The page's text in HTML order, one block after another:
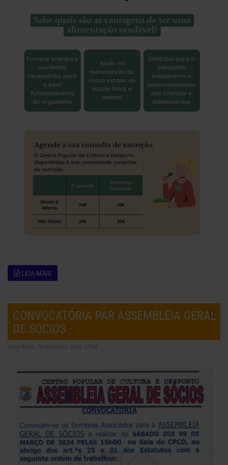
LEIA MAIS
CONVOCATÓRIA PAR ASSEMBLEIA GERAL
DE SOCIOS
terça-feira, 06 fevereiro 2024 17:04